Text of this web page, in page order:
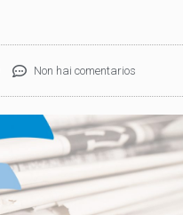
Non hai comentarios